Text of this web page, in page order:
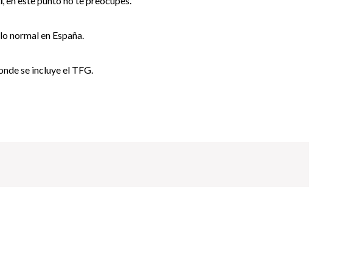
normal en España.
se incluye el TFG.